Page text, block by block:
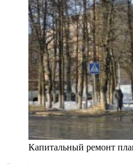
Капитальный ремонт